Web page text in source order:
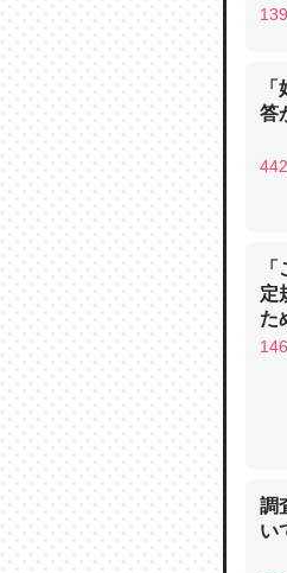
─
答
定
た
調
い